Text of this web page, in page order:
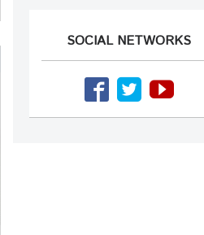
SOCIAL NETWORKS